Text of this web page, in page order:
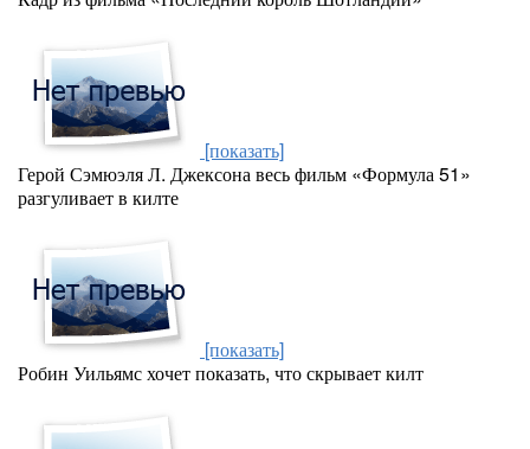
[показать]
Герой Сэмюэля Л. Джексона весь фильм «Формула 51»
разгуливает в килте
[показать]
Робин Уильямс хочет показать, что скрывает килт